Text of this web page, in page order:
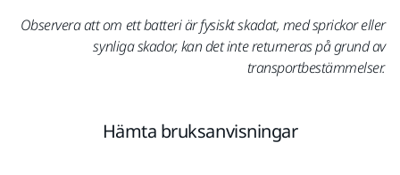
Observera att om ett batteri är fysiskt skadat, med sprickor eller
synliga skador, kan det inte returneras på grund av
transportbestämmelser.
Hämta bruksanvisningar